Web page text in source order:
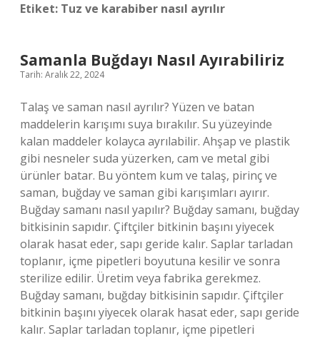
Etiket: Tuz ve karabiber nasıl ayrılır
Samanla Buğdayı Nasıl Ayırabiliriz
Tarih: Aralık 22, 2024
Talaş ve saman nasıl ayrılır? Yüzen ve batan
maddelerin karışımı suya bırakılır. Su yüzeyinde
kalan maddeler kolayca ayrılabilir. Ahşap ve plastik
gibi nesneler suda yüzerken, cam ve metal gibi
ürünler batar. Bu yöntem kum ve talaş, pirinç ve
saman, buğday ve saman gibi karışımları ayırır.
Buğday samanı nasıl yapılır? Buğday samanı, buğday
bitkisinin sapıdır. Çiftçiler bitkinin başını yiyecek
olarak hasat eder, sapı geride kalır. Saplar tarladan
toplanır, içme pipetleri boyutuna kesilir ve sonra
sterilize edilir. Üretim veya fabrika gerekmez.
Buğday samanı, buğday bitkisinin sapıdır. Çiftçiler
bitkinin başını yiyecek olarak hasat eder, sapı geride
kalır. Saplar tarladan toplanır, içme pipetleri